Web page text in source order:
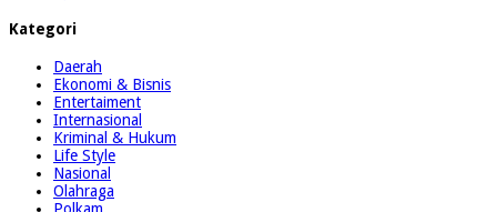
Kategori
Daerah
Ekonomi & Bisnis
Entertaiment
Internasional
Kriminal & Hukum
Life Style
Nasional
Olahraga